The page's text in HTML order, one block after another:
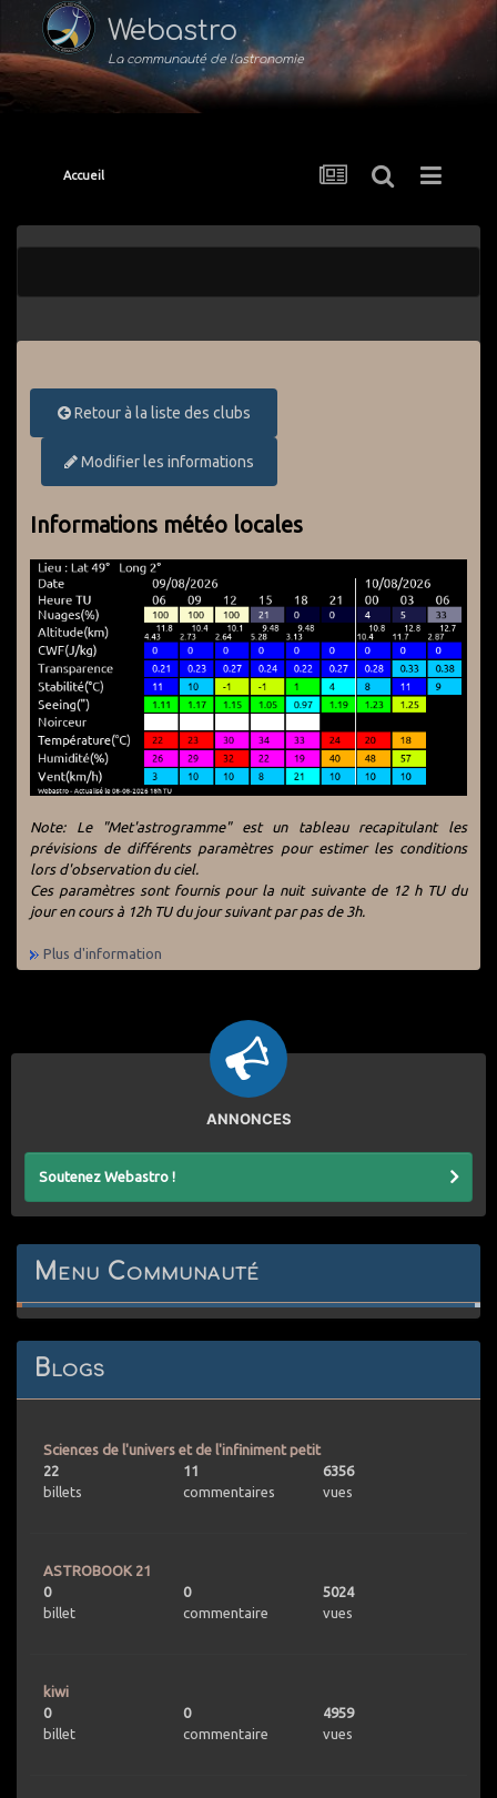
Webastro
La communauté de l'astronomie
Accueil
Retour à la liste des clubs
Modifier les informations
Informations météo locales
Note: Le "Met'astrogramme" est un tableau recapitulant les
prévisions de différents paramètres pour estimer les conditions
lors d'observation du ciel.
Ces paramètres sont fournis pour la nuit suivante de 12 h TU du
jour en cours à 12h TU du jour suivant par pas de 3h.
Plus d'information
ANNONCES
Soutenez Webastro !
Menu Communauté
Blogs
Sciences de l'univers et de l'infiniment petit
22
billets
11
commentaires
6356
vues
ASTROBOOK 21
0
billet
0
commentaire
5024
vues
kiwi
0
billet
0
commentaire
4959
vues